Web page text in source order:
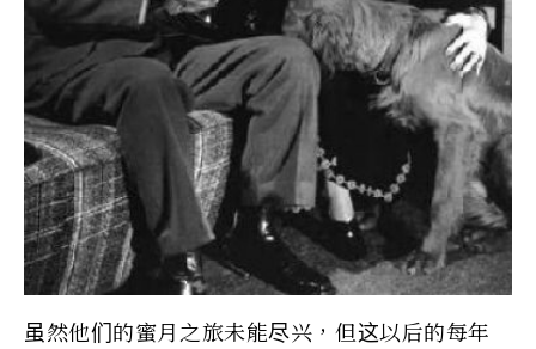
虽然他们的蜜月之旅未能尽兴，但这以后的每年